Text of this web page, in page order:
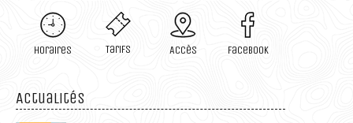
Horaires Tarifs Accès Facebook
Actualités